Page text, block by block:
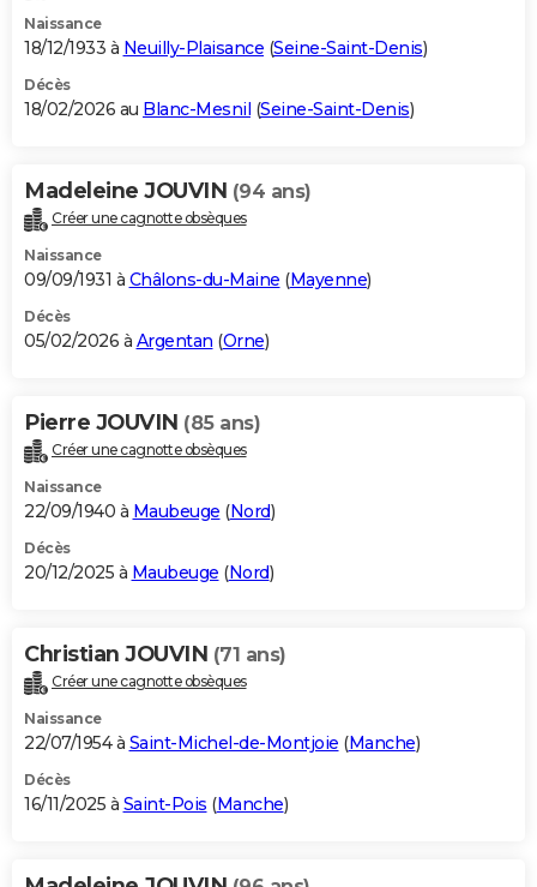
Naissance
18/12/1933 à Neuilly-Plaisance (Seine-Saint-Denis)
Décès
18/02/2026 au Blanc-Mesnil (Seine-Saint-Denis)
Madeleine JOUVIN (94 ans)
Créer une cagnotte obsèques
Naissance
09/09/1931 à Châlons-du-Maine (Mayenne)
Décès
05/02/2026 à Argentan (Orne)
Pierre JOUVIN (85 ans)
Créer une cagnotte obsèques
Naissance
22/09/1940 à Maubeuge (Nord)
Décès
20/12/2025 à Maubeuge (Nord)
Christian JOUVIN (71 ans)
Créer une cagnotte obsèques
Naissance
22/07/1954 à Saint-Michel-de-Montjoie (Manche)
Décès
16/11/2025 à Saint-Pois (Manche)